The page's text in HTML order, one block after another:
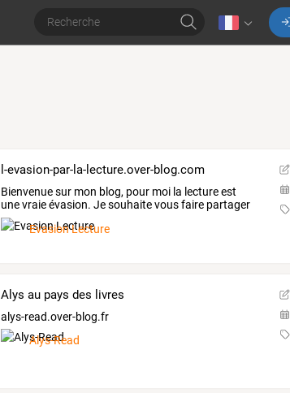
l-evasion-par-la-lecture.over-blog.com
Bienvenuesur mon blog, pour moi la lectureest
unevraieévasion. Jesouhaitevousfaire partager
cette
Evasion Lecture
Alys au pays des livres
alys-read.over-blog.fr
Alys-Read